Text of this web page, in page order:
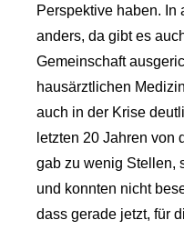
Perspektive haben. In
anders, da gibt es
Gemeinschaft
hausärztlichen
auch in der Krise
letzten 20 Jahren von
gab zu wenig Stellen,
und konnten nicht
dass gerade jetzt, für